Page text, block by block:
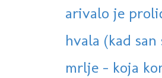
arivalo je
hvala (kad
mrlje - koja